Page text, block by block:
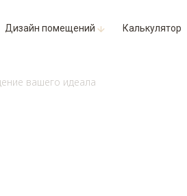
Дизайн помещений Калькулятор
вашего идеала